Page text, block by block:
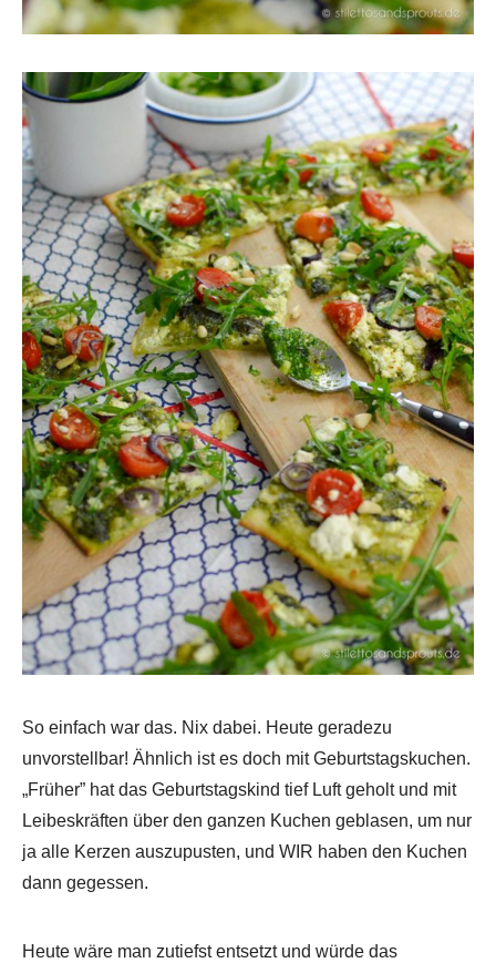
So einfach war das. Nix dabei. Heute geradezu
unvorstellbar! Ähnlich ist es doch mit Geburtstagskuchen.
„Früher” hat das Geburtstagskind tief Luft geholt und mit
Leibeskräften über den ganzen Kuchen geblasen, um nur
ja alle Kerzen auszupusten, und WIR haben den Kuchen
dann gegessen.
Heute wäre man zutiefst entsetzt und würde das